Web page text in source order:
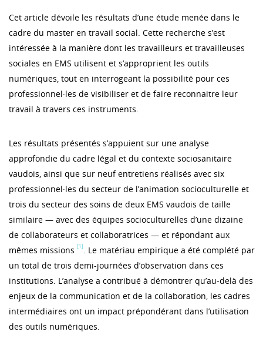
Cet article dévoile les résultats d’une étude menée dans le
cadre du master en travail social. Cette recherche s’est
intéressée à la manière dont les travailleurs et travailleuses
sociales en EMS utilisent et s’approprient les outils
numériques, tout en interrogeant la possibilité pour ces
professionnel·les de visibiliser et de faire reconnaitre leur
travail à travers ces instruments.
Les résultats présentés s’appuient sur une analyse
approfondie du cadre légal et du contexte sociosanitaire
vaudois, ainsi que sur neuf entretiens réalisés avec six
professionnel·les du secteur de l’animation socioculturelle et
trois du secteur des soins de deux EMS vaudois de taille
similaire — avec des équipes socioculturelles d’une dizaine
de collaborateurs et collaboratrices — et répondant aux
mêmes missions [1] . Le matériau empirique a été complété par
un total de trois demi-journées d’observation dans ces
institutions. L’analyse a contribué à démontrer qu’au-delà des
enjeux de la communication et de la collaboration, les cadres
intermédiaires ont un impact prépondérant dans l’utilisation
des outils numériques.